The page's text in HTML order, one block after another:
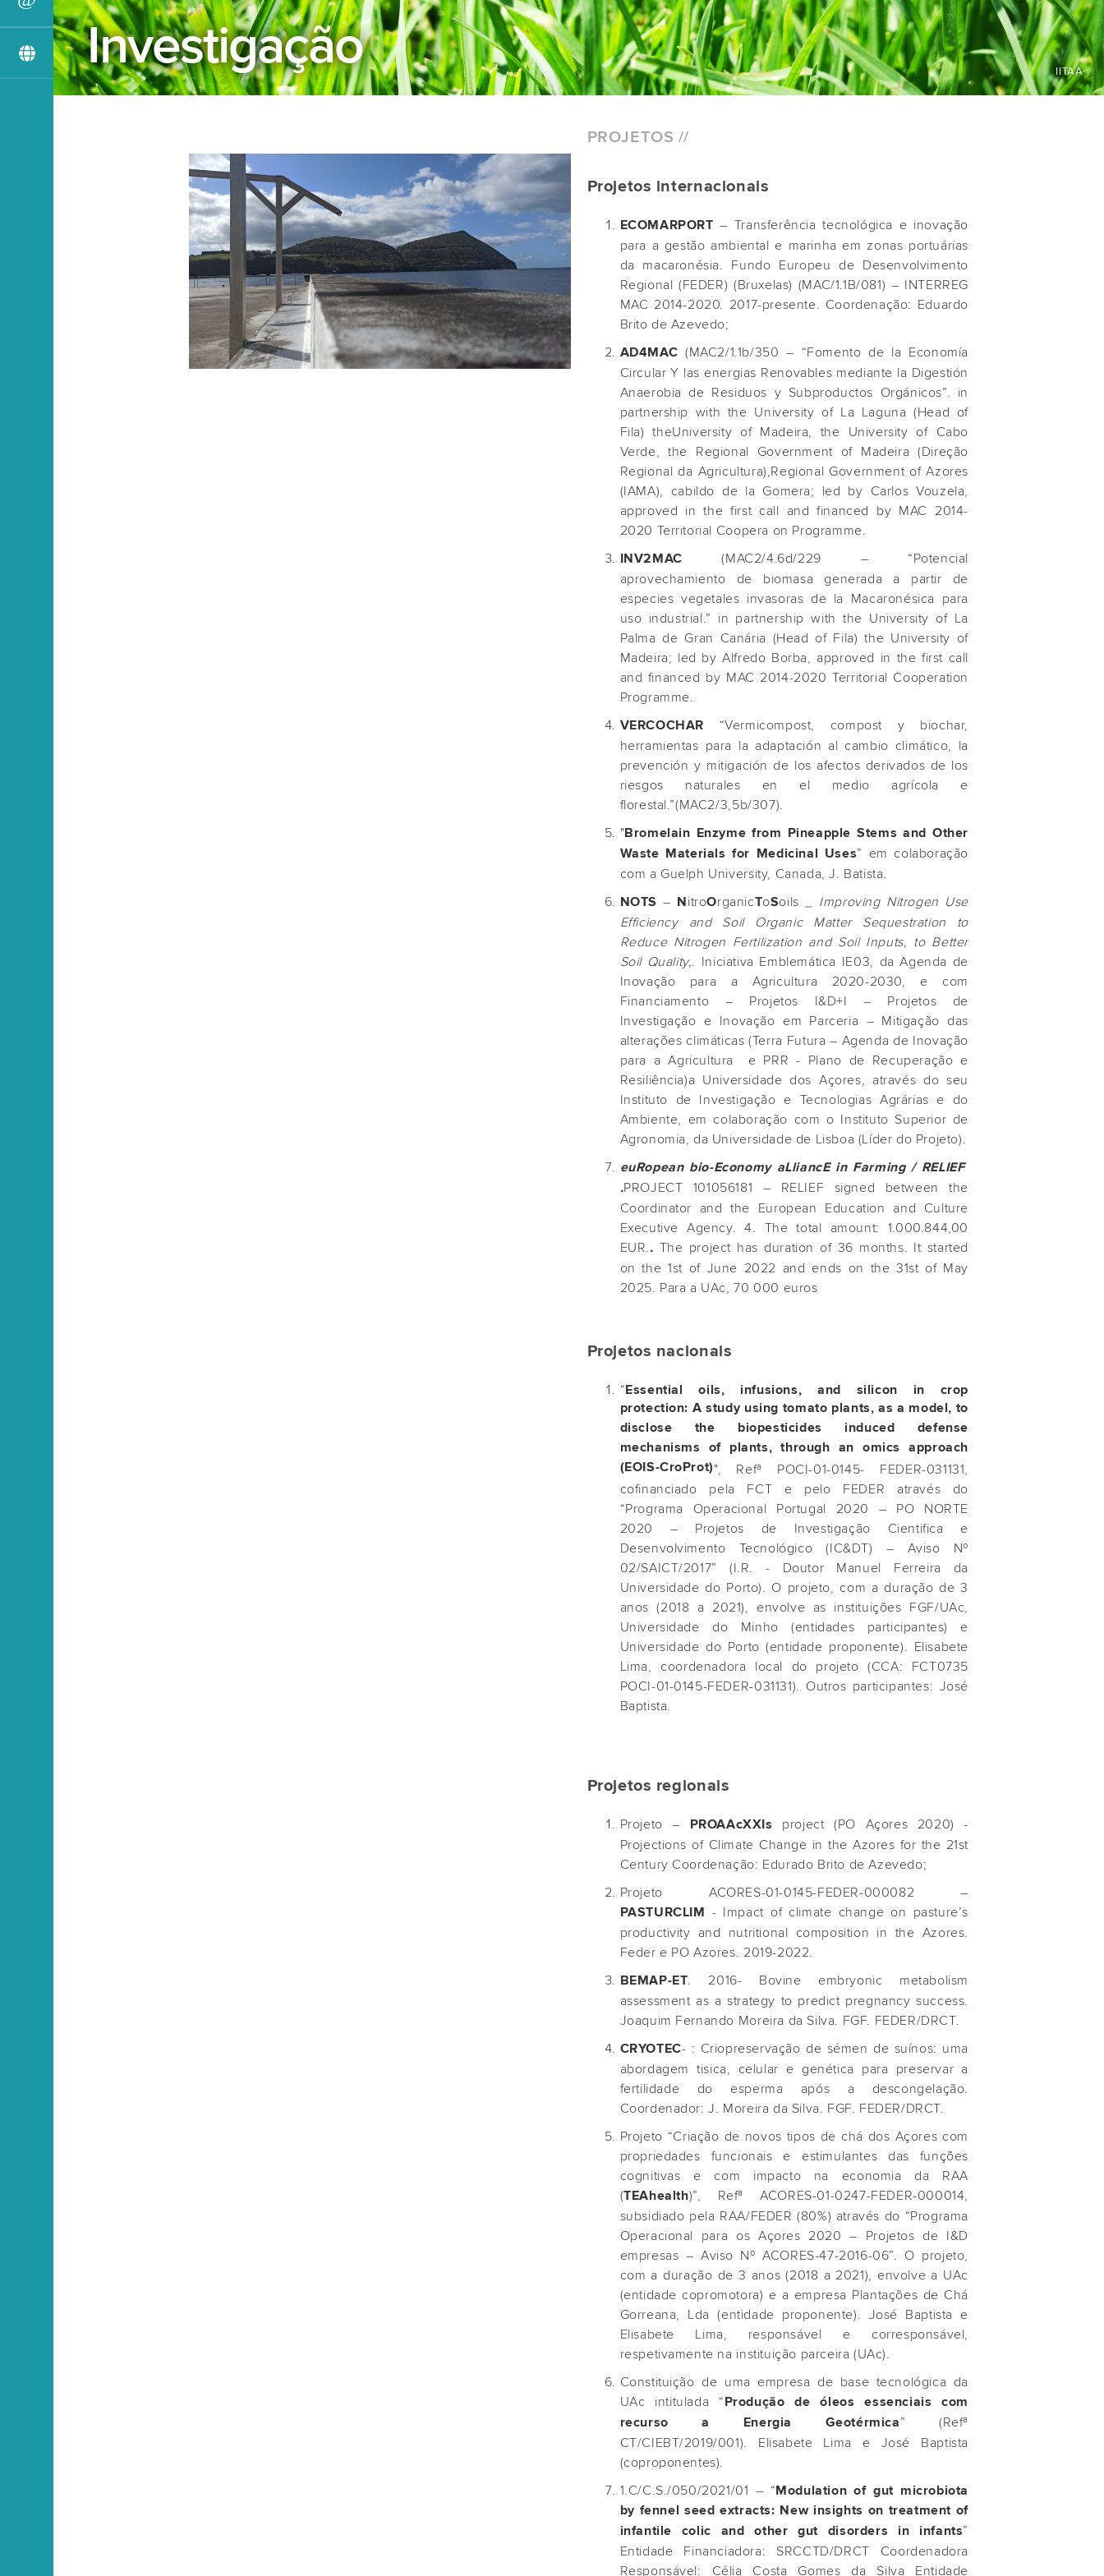
Investigação IITAA
PROJETOS //
Projetos internacionais
ECOMARPORT – Transferência tecnológica e inovação
para a gestão ambiental e marinha em zonas portuárias
da macaronésia. Fundo Europeu de Desenvolvimento
Regional (FEDER) (Bruxelas) (MAC/1.1B/081) – INTERREG
MAC 2014-2020. 2017-presente. Coordenação: Eduardo
Brito de Azevedo;
AD4MAC (MAC2/1.1b/350 – “Fomento de la Economía
Circular Y las energias Renovables mediante la Digestión
Anaerobia de Residuos y Subproductos Orgánicos”. in
partnership with the University of La Laguna (Head of
Fila) theUniversity of Madeira, the University of Cabo
Verde, the Regional Government of Madeira (Direção
Regional da Agricultura),Regional Government of Azores
(IAMA), cabildo de la Gomera; led by Carlos Vouzela,
approved in the first call and financed by MAC 2014-
2020 Territorial Coopera on Programme.
INV2MAC
(MAC2/4.6d/229 – “Potencial
aprovechamiento de biomasa generada a partir de
especies vegetales invasoras de la Macaronésica para
uso industrial.” in partnership with the University of La
Palma de Gran Canária (Head of Fila) the University of
Madeira; led by Alfredo Borba, approved in the first call
and financed by MAC 2014-2020 Territorial Cooperation
Programme.
VERCOCHAR
“Vermicompost, compost y biochar,
herramientas para la adaptación al cambio climático, la
prevención y mitigación de los afectos derivados de los
riesgos naturales en el medio agrícola e
florestal.”(MAC2/3,5b/307).
" Bromelain Enzyme from Pineapple Stems and Other
Waste Materials for Medicinal Uses” em colaboração
com a Guelph University, Canada, J. Batista.
NOTS – N itroOrganicToSoils_ Improving Nitrogen Use
Efficiency and Soil Organic Matter Sequestration to
Reduce Nitrogen Fertilization and Soil Inputs, to Better
Soil Quality,. Iniciativa Emblemática IE03, da Agenda de
Inovação para a Agricultura 2020-2030, e com
Financiamento – Projetos I&D+I – Projetos de
Investigação e Inovação em Parceria – Mitigação das
alterações climáticas (Terra Futura – Agenda de Inovação
para a Agricultura e PRR - Plano de Recuperação e
Resiliência)a Universidade dos Açores, através do seu
Instituto de Investigação e Tecnologias Agrárias e do
Ambiente, em colaboração com o Instituto Superior de
Agronomia, da Universidade de Lisboa (Líder do Projeto).
euRopean bio-Economy aLliancE in Farming / RELIEF
.PROJECT 101056181 – RELIEF signed between the
Coordinator and the European Education and Culture
Executive Agency. 4. The total amount: 1.000.844,00
EUR.. The project has duration of 36 months. It started
on the 1st of June 2022 and ends on the 31st of May
2025. Para a UAc, 70 000 euros
Projetos nacionais
“ Essential oils, infusions, and silicon in crop
protection: A study using tomato plants, as a model, to
disclose the biopesticides induced defense
mechanisms of plants, through an omics approach
(EOIS-CroProt)", Refª POCI-01-0145- FEDER-031131,
cofinanciado pela FCT e pelo FEDER através do
“Programa Operacional Portugal 2020 – PO NORTE
2020 – Projetos de Investigação Cientifica e
Desenvolvimento Tecnológico (IC&DT) – Aviso Nº
02/SAICT/2017” (I.R. - Doutor Manuel Ferreira da
Universidade do Porto). O projeto, com a duração de 3
anos (2018 a 2021), envolve as instituições FGF/UAc,
Universidade do Minho (entidades participantes) e
Universidade do Porto (entidade proponente). Elisabete
Lima, coordenadora local do projeto (CCA: FCT0735
POCI-01-0145-FEDER-031131). Outros participantes: José
Baptista.
Projetos regionais
Projeto – PROAAcXXIs
project (PO Açores 2020) -
Projections of Climate Change in the Azores for the 21st
Century Coordenação: Edurado Brito de Azevedo;
Projeto ACORES-01-0145-FEDER-000082 –
PASTURCLIM
- Impact of climate change on pasture’s
productivity and nutritional composition in the Azores.
Feder e PO Azores. 2019-2022.
BEMAP-ET. 2016- Bovine embryonic metabolism
assessment as a strategy to predict pregnancy success.
Joaquim Fernando Moreira da Silva. FGF. FEDER/DRCT.
CRYOTEC- : Criopreservação de sémen de suínos: uma
abordagem tisica, celular e genética para preservar a
fertilidade do esperma após a descongelação.
Coordenador: J. Moreira da Silva. FGF. FEDER/DRCT.
Projeto “Criação de novos tipos de chá dos Açores com
propriedades funcionais e estimulantes das funções
cognitivas e com impacto na economia da RAA
(TEAhealth)”, Refª ACORES-01-0247-FEDER-000014,
subsidiado pela RAA/FEDER (80%) através do “Programa
Operacional para os Açores 2020 – Projetos de I&D
empresas – Aviso Nº ACORES-47-2016-06”. O projeto,
com a duração de 3 anos (2018 a 2021), envolve a UAc
(entidade copromotora) e a empresa Plantações de Chá
Gorreana, Lda (entidade proponente). José Baptista e
Elisabete Lima, responsável e corresponsável,
respetivamente na instituição parceira (UAc).
Constituição de uma empresa de base tecnológica da
UAc intitulada “ Produção de óleos essenciais com
recurso a Energia Geotérmica” (Refª
CT/CIEBT/2019/001). Elisabete Lima e José Baptista
(coproponentes).
1.C/C.S./050/2021/01 – “ Modulation of gut microbiota
by fennel seed extracts: New insights on treatment of
infantile colic and other gut disorders in infants”
Entidade Financiadora: SRCCTD/DRCT Coordenadora
Responsável: Célia Costa Gomes da Silva Entidade